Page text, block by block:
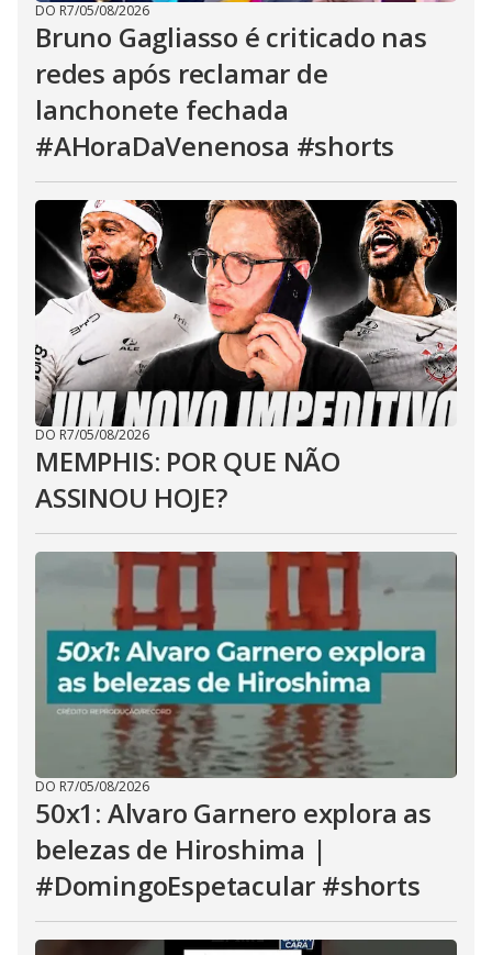
DO R7/05/08/2026
Bruno Gagliasso é criticado nas
redes após reclamar de
lanchonete fechada
#AHoraDaVenenosa #shorts
DO R7/05/08/2026
MEMPHIS: POR QUE NÃO
ASSINOU HOJE?
DO R7/05/08/2026
50x1: Alvaro Garnero explora as
belezas de Hiroshima |
#DomingoEspetacular #shorts